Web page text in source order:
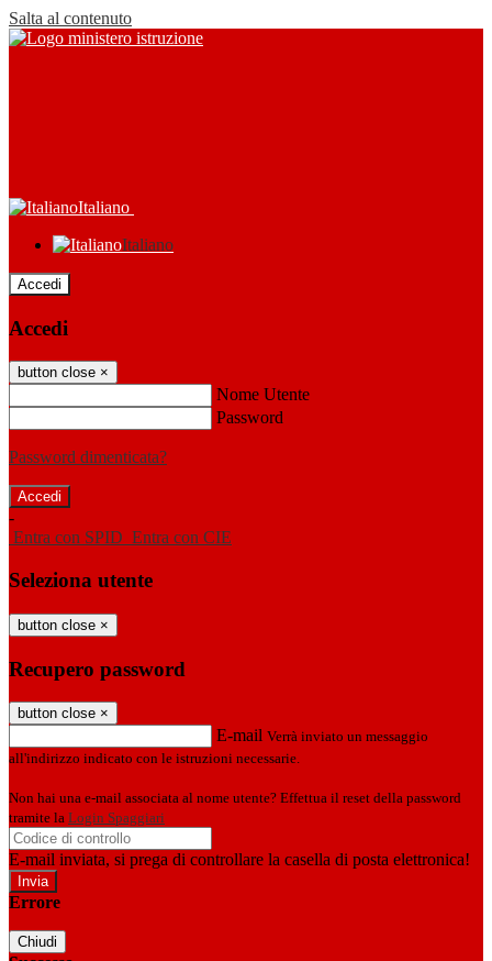
Salta al contenuto
Italiano
Italiano
Accedi
Accedi
button close ×
Nome Utente
Password
Password dimenticata?
-
Entra con SPID Entra con CIE
Seleziona utente
button close ×
Recupero password
button close ×
E-mail Verrà inviato un messaggio
all'indirizzo indicato con le istruzioni necessarie.
Non hai una e-mail associata al nome utente? Effettua il reset della password
tramite la Login Spaggiari
E-mail inviata, si prega di controllare la casella di posta elettronica!
Errore
Chiudi